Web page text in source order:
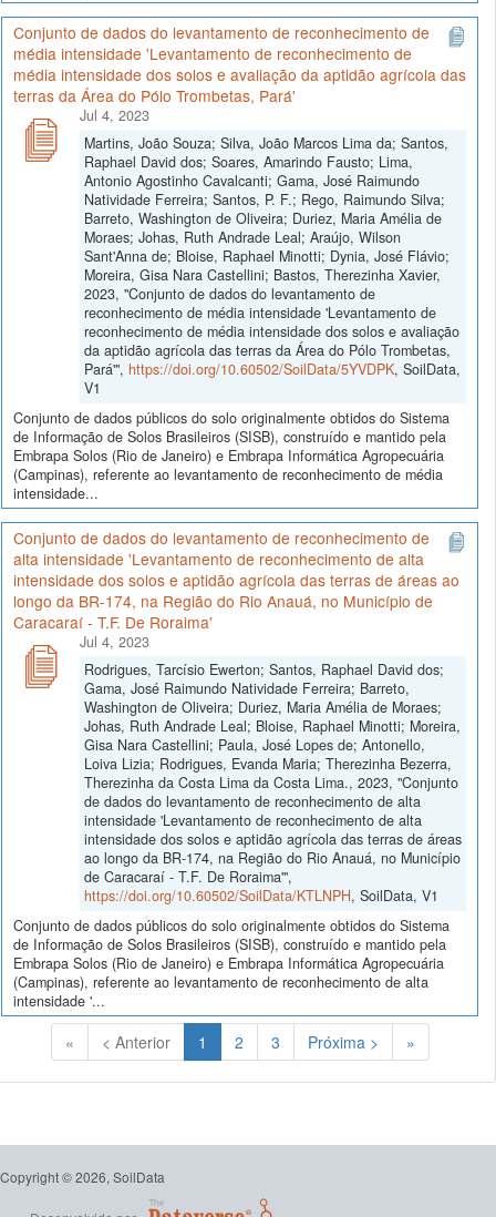
Conjunto de dados do levantamento de reconhecimento de
média intensidade 'Levantamento de reconhecimento de
média intensidade dos solos e avaliação da aptidão agrícola das
terras da Área do Pólo Trombetas, Pará'
Jul 4, 2023
Martins, João Souza; Silva, João Marcos Lima da; Santos,
Raphael David dos; Soares, Amarindo Fausto; Lima,
Antonio Agostinho Cavalcanti; Gama, José Raimundo
Natividade Ferreira; Santos, P. F.; Rego, Raimundo Silva;
Barreto, Washington de Oliveira; Duriez, Maria Amélia de
Moraes; Johas, Ruth Andrade Leal; Araújo, Wilson
Sant'Anna de; Bloise, Raphael Minotti; Dynia, José Flávio;
Moreira, Gisa Nara Castellini; Bastos, Therezinha Xavier,
2023, "Conjunto de dados do levantamento de
reconhecimento de média intensidade 'Levantamento de
reconhecimento de média intensidade dos solos e avaliação
da aptidão agrícola das terras da Área do Pólo Trombetas,
Pará'", https://doi.org/10.60502/SoilData/5YVDPK, SoilData,
V1
Conjunto de dados públicos do solo originalmente obtidos do Sistema
de Informação de Solos Brasileiros (SISB), construído e mantido pela
Embrapa Solos (Rio de Janeiro) e Embrapa Informática Agropecuária
(Campinas), referente ao levantamento de reconhecimento de média
intensidade...
Conjunto de dados do levantamento de reconhecimento de
alta intensidade 'Levantamento de reconhecimento de alta
intensidade dos solos e aptidão agrícola das terras de áreas ao
longo da BR-174, na Região do Rio Anauá, no Município de
Caracaraí - T.F. De Roraima'
Jul 4, 2023
Rodrigues, Tarcísio Ewerton; Santos, Raphael David dos;
Gama, José Raimundo Natividade Ferreira; Barreto,
Washington de Oliveira; Duriez, Maria Amélia de Moraes;
Johas, Ruth Andrade Leal; Bloise, Raphael Minotti; Moreira,
Gisa Nara Castellini; Paula, José Lopes de; Antonello,
Loiva Lizia; Rodrigues, Evanda Maria; Therezinha Bezerra,
Therezinha da Costa Lima da Costa Lima., 2023, "Conjunto
de dados do levantamento de reconhecimento de alta
intensidade 'Levantamento de reconhecimento de alta
intensidade dos solos e aptidão agrícola das terras de áreas
ao longo da BR-174, na Região do Rio Anauá, no Município
de Caracaraí - T.F. De Roraima'",
https://doi.org/10.60502/SoilData/KTLNPH, SoilData, V1
Conjunto de dados públicos do solo originalmente obtidos do Sistema
de Informação de Solos Brasileiros (SISB), construído e mantido pela
Embrapa Solos (Rio de Janeiro) e Embrapa Informática Agropecuária
(Campinas), referente ao levantamento de reconhecimento de alta
intensidade '...
« < Anterior 1 (Atual)
2 3 Próxima > »
Copyright © 2026, SoilData